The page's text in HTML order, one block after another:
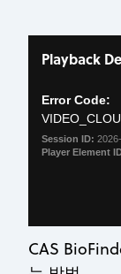
modal
Playback
Error Code:
Session ID:
Player Element
CAS